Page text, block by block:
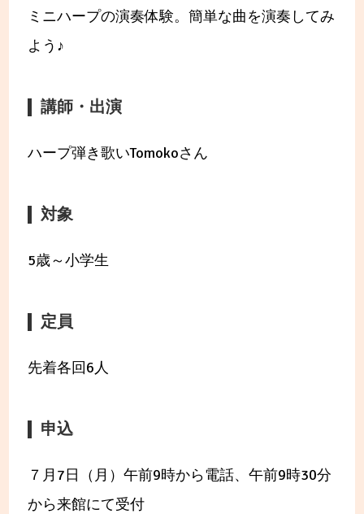
ミニハープの演奏体験。簡単な曲を演奏してみ
よう♪
講師・出演
ハープ弾き歌いTomokoさん
対象
5歳～小学生
定員
先着各回6人
申込
７月7日（月）午前9時から電話、午前9時30分
から来館にて受付